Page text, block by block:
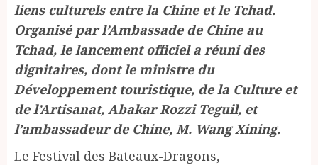
liens culturels entre la Chine et le Tchad.
Organisé par l’Ambassade de Chine au
Tchad, le lancement officiel a réuni des
dignitaires, dont le ministre du
Développement touristique, de la Culture et
de l’Artisanat, Abakar Rozzi Teguil, et
l’ambassadeur de Chine, M. Wang Xining.
Le Festival des Bateaux-Dragons,